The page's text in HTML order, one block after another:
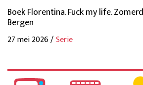
Boek Florentina. Fuck my life.
Bergen
27 mei 2026 /Serie